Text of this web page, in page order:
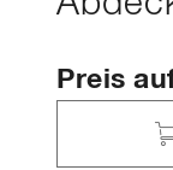
Preis